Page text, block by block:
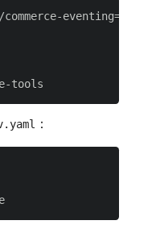
eventing=^1.0
：